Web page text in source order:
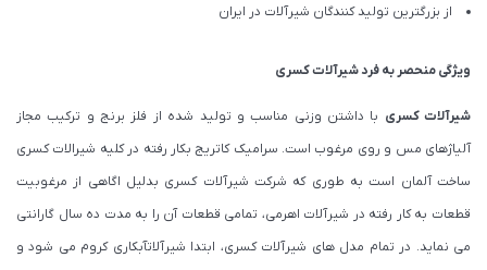
از بزرگترین تولید کنندگان شیرآلات در ایران
ویژگی منحصر به فرد شیرآلات کسری
شیرآلات کسری با داشتن وزنی مناسب و تولید شده از فلز برنج و ترکیب مجاز
آلیاژهای مس و روی مرغوب است. سرامیک کاتریج بکار رفته در کلیه شیرالات کسری
ساخت آلمان است به طوری که شرکت شیرآلات کسری بدلیل اگاهی از مرغوبیت
قطعات به کار رفته در شیرآلات اهرمی، تمامی قطعات آن را به مدت ده سال گارانتی
می نماید. در تمام مدل های شیرآلات کسری، ابتدا شیرآلاتآبکاری کروم می شود و